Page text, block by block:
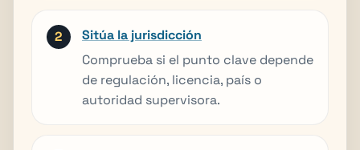
Sitúa la jurisdicción
Comprueba si el punto clave depende
de regulación, licencia, país o
autoridad supervisora.